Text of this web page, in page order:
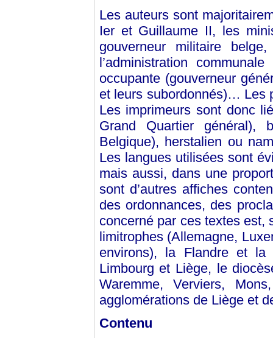
Les auteurs sont
Ier et Guillaume II, les
gouverneur militaire
l’administration
occupante (gouverneur
et leurs subordonnés)… Les
Les imprimeurs sont donc
Grand Quartier général),
Belgique), herstalien ou
Les langues utilisées sont
mais aussi, dans une
sont d’autres affiches
des ordonnances, des
concerné par ces textes est,
limitrophes (Allemagne,
environs), la Flandre et la
Limbourg et Liège, le
Waremme, Verviers,
agglomérations de Liège et
Contenu